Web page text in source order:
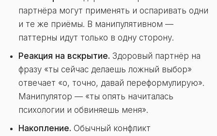
партнёра могут применять и оспаривать одни
и те же приёмы. В манипулятивном —
паттерны идут только в одну сторону.
Реакция на вскрытие. Здоровый партнёр на
фразу «ты сейчас делаешь ложный выбор»
отвечает «о, точно, давай переформулирую».
Манипулятор — «ты опять начиталась
психологии и обвиняешь меня».
Накопление. Обычный конфликт